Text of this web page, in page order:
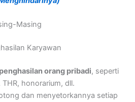
Masing
Karyawan
penghasilan orang pribadi, seperti
honorarium, dll.
dan menyetorkannya setiap